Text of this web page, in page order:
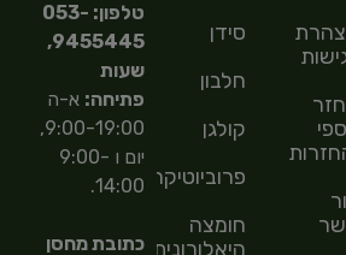
סידן
חלבון
קולגן
פרוביוטיקה
חומצה
היאלורונית
טלפון: 053-
9455445,
שעות
פתיחה: א-ה
9:00-19:00,
יום ו 9:00-
14:00.
כתובת מחסן